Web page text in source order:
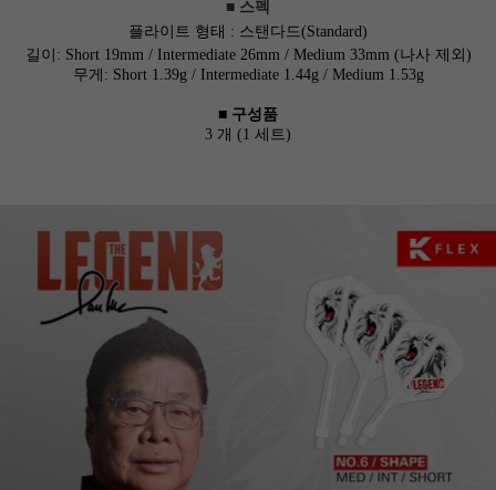
■ 스펙
플라이트 형태 : 스탠다드(Standard)
길이: Short 19mm / Intermediate 26mm / Medium 33mm (나사 제외)
무게: Short 1.39g / Intermediate 1.44g / Medium 1.53g
■ 구성품
3 개 (1 세트)